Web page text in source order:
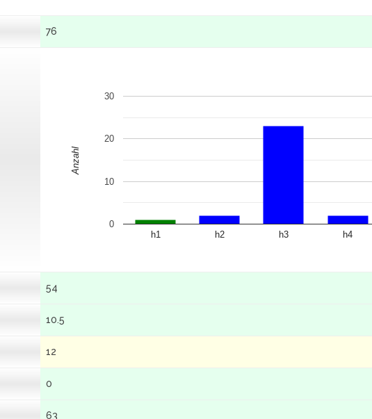
76
h1 h2 h3 h4
0
10
20
30
Anzahl
54
10.5
12
0
63